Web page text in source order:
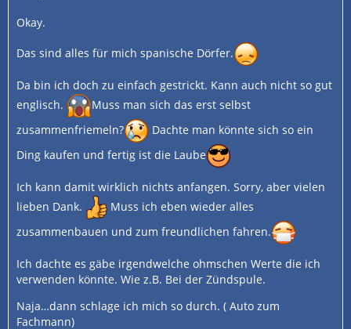
Okay.
Das sind alles für mich spanische Dörfer.
Da bin ich doch zu einfach gestrickt. Kann auch nicht so gut
englisch.
Muss man sich das erst selbst
zusammenfriemeln?
Dachte man könnte sich so ein
Ding kaufen und fertig ist die Laube
Ich kann damit wirklich nichts anfangen. Sorry, aber vielen
lieben Dank.
Muss ich eben wieder alles
zusammenbauen und zum freundlichen fahren.
Ich dachte es gäbe irgendwelche ohmschen Werte die ich
verwenden könnte. Wie z.B. Bei der Zündspule.
Naja…dann schlage ich mich so durch. ( Auto zum
Fachmann)